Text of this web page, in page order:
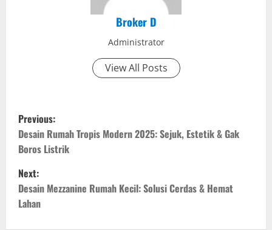
Broker D
Administrator
View All Posts
P
o
s
t
n
Previous:
Desain Rumah Tropis Modern 2025: Sejuk, Estetik & Gak
Boros Listrik
Next:
Desain Mezzanine Rumah Kecil: Solusi Cerdas & Hemat
Lahan